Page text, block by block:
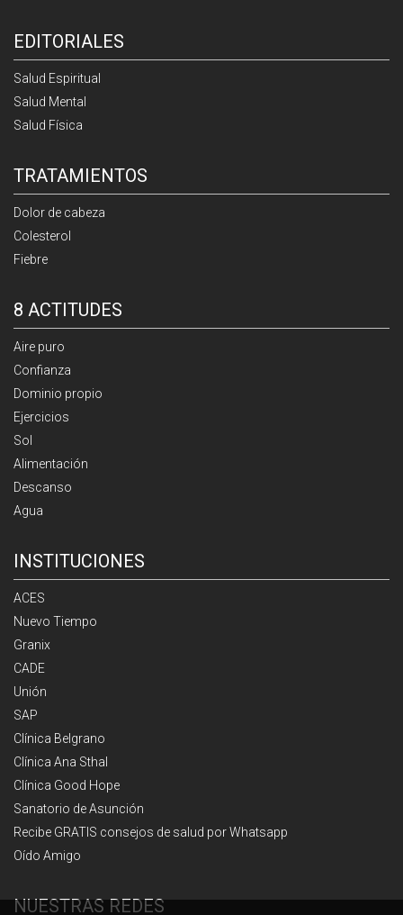
EDITORIALES
Salud Espiritual
Salud Mental
Salud Física
TRATAMIENTOS
Dolor de cabeza
Colesterol
Fiebre
8 ACTITUDES
Aire puro
Confianza
Dominio propio
Ejercicios
Sol
Alimentación
Descanso
Agua
INSTITUCIONES
ACES
Nuevo Tiempo
Granix
CADE
Unión
SAP
Clínica Belgrano
Clínica Ana Sthal
Clínica Good Hope
Sanatorio de Asunción
Recibe GRATIS consejos de salud por Whatsapp
Oído Amigo
NUESTRAS REDES